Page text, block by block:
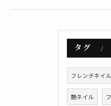
タグ
フレンチネイル
艶ネイル